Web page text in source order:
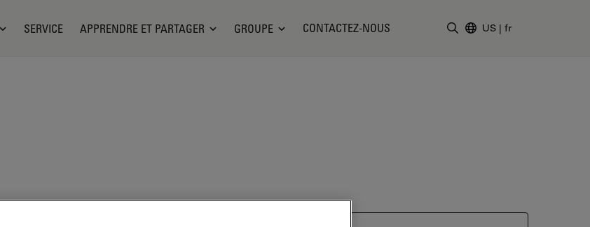
SERVICE APPRENDRE ET PARTAGER GROUPE CONTACTEZ-NOUS US | fr